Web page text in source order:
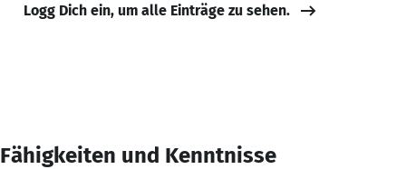
Logg Dich ein, um alle Einträge zu sehen.
Fähigkeiten und Kenntnisse